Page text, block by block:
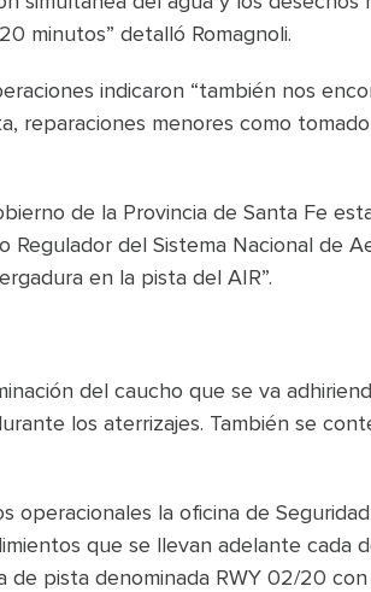
minutos” detalló Romagnoli.
indicaron “también nos
reparaciones menores como
de la Provincia de Santa Fe
del Sistema Nacional de
en la pista del AIR”.
del caucho que se va
los aterrizajes. También se
operacionales la oficina de
que se llevan adelante cada
pista denominada RWY 02/20